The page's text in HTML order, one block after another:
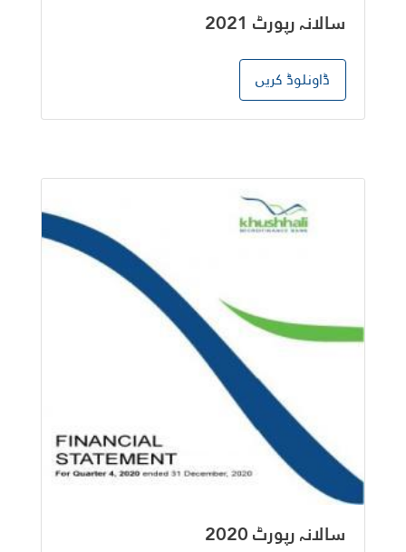
سالانہ رپورٹ 2021
ڈاونلوڈ کریں
سالانہ رپورٹ 2020